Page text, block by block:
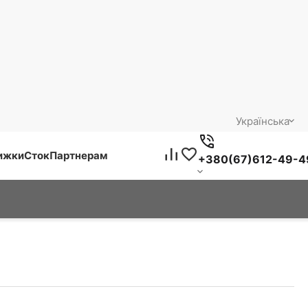
Українська
СтокПартнерам +380(67)612-49-